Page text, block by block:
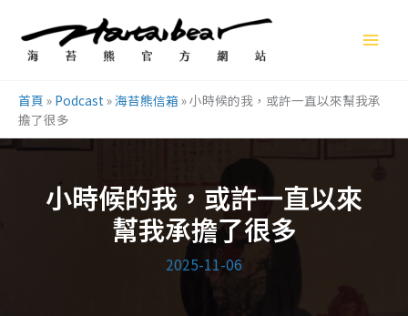
容
首頁 » Podcast »海苔熊信箱 »小時候的我，或許一直以來幫我承
擔了很多
小時候的我，或許一直以來
幫我承擔了很多
2025-11-06